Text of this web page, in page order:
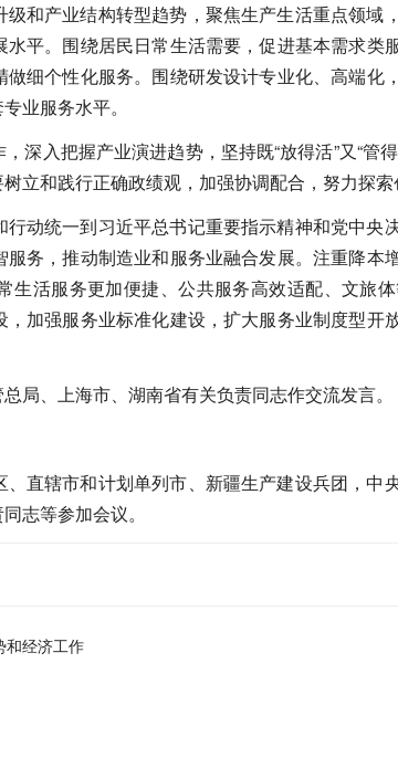
和产业结构转型趋势，聚焦生产生活重点领域
平。围绕居民日常生活需要，促进基本需求
细个性化服务。围绕研发设计专业化、高端
业服务水平。
深入把握产业演进趋势，坚持既“放得活”又“管
立和践行正确政绩观，加强协调配合，努力探索
动统一到习近平总书记重要指示精神和党中
务，推动制造业和服务业融合发展。注重降
生活服务更加便捷、公共服务高效适配、文旅
加强服务业标准化建设，扩大服务业制度型
局、上海市、湖南省有关负责同志作交流发言。
直辖市和计划单列市、新疆生产建设兵团，
志等参加会议。
和经济工作